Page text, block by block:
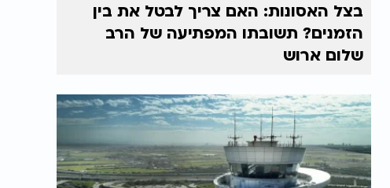
בצל האסונות: האם צריך לבטל את בין
הזמנים? תשובתו המפתיעה של הרב
שלום ארוש